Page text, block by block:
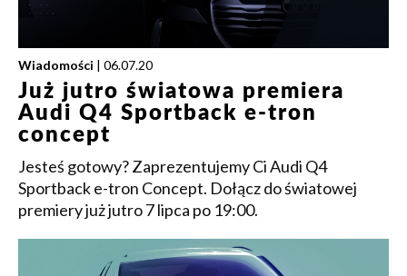
Wiadomości | 06.07.20
Już jutro światowa premiera
Audi Q4 Sportback e-tron
concept
Jesteś gotowy? Zaprezentujemy Ci Audi Q4
Sportback e-tron Concept. Dołącz do światowej
premiery już jutro 7 lipca po 19:00.